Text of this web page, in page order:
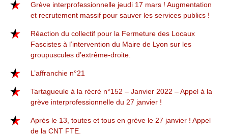
Grève interprofessionnelle jeudi 17 mars ! Augmentation
et recrutement massif pour sauver les services publics !
Réaction du collectif pour la Fermeture des Locaux
Fascistes à l’intervention du Maire de Lyon sur les
groupuscules d’extrême-droite.
L’affranchie n°21
Tartagueule à la récré n°152 – Janvier 2022 – Appel à la
grève interprofessionnelle du 27 janvier !
Après le 13, toutes et tous en grève le 27 janvier ! Appel
de la CNT FTE.